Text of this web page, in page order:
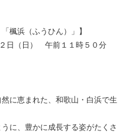
楓浜（ふうひん）」】
日（日） 午前１１時５０分
に恵まれた、和歌山・白浜で生
に、豊かに成長する姿がたくさ